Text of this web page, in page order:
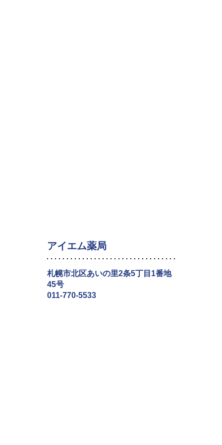
アイエム薬局
札幌市北区あいの里2条5丁目1番地
45号
011-770-5533